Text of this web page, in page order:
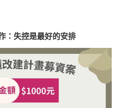
：失控是最好的安排